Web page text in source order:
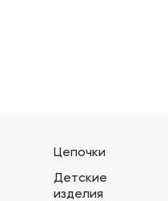
Цепочки
Детские
изделия